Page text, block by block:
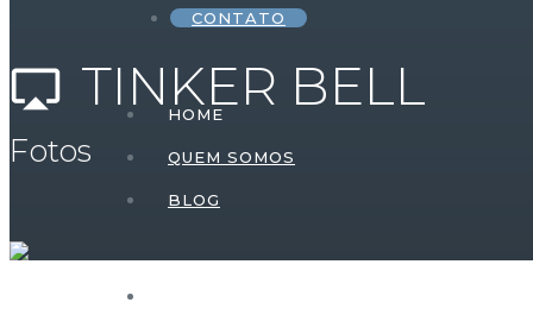
CONTATO
HOME
QUEM SOMOS
BLOG
airplay TINKER BELL
Fotos